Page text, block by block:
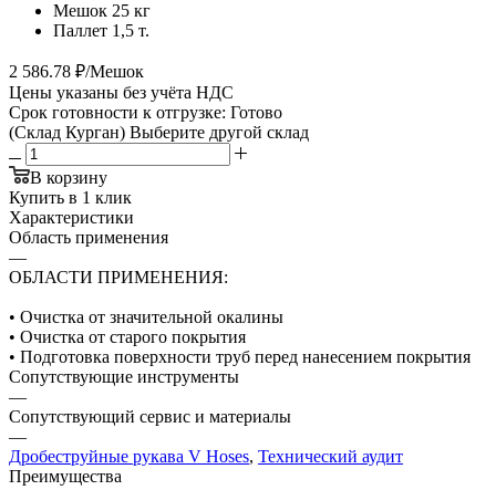
Мешок 25 кг
Паллет 1,5 т.
2 586.78 ₽/Мешок
Цены указаны без учёта НДС
Срок готовности к отгрузке: Готово
(Склад Курган) Выберите другой склад
В корзину
Купить в 1 клик
Характеристики
Область применения
—
ОБЛАСТИ ПРИМЕНЕНИЯ:
• Очистка от значительной окалины
• Очистка от старого покрытия
• Подготовка поверхности труб перед нанесением покрытия
Сопутствующие инструменты
—
Сопутствующий сервис и материалы
—
Дробеструйные рукава V Hoses, Технический аудит
Преимущества